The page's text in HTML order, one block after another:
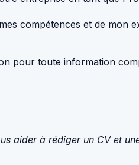
compétences et de mon
pour toute information
aider à rédiger un CV et